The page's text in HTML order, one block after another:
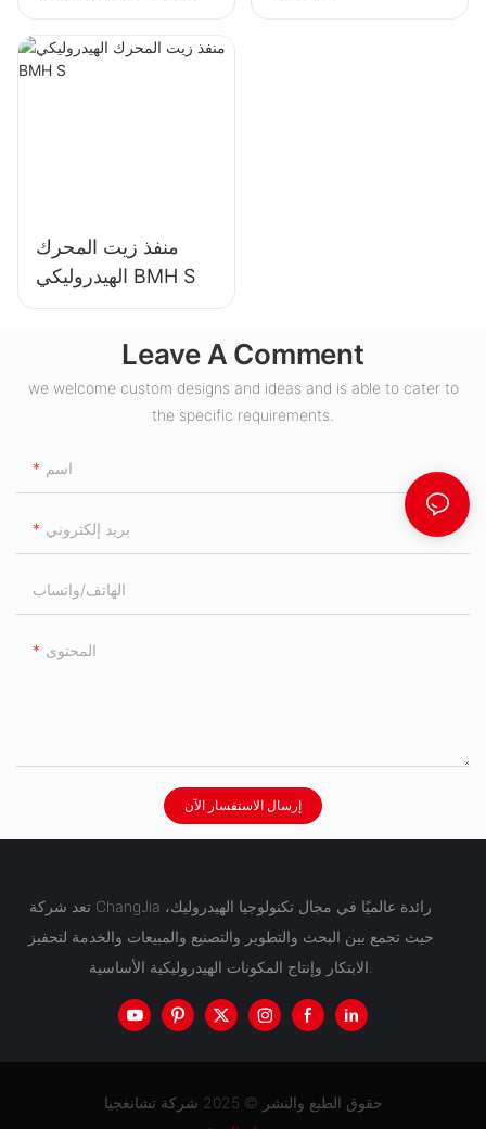
منفذ زيت المحرك
الهيدروليكي BMH S
Leave A Comment
we welcome custom designs and ideas and is able to cater to
the specific requirements.
اسم
بريد إلكتروني
الهاتف/واتساب
المحتوى
إرسال الاستفسار الآن
تعد شركة ChangJia رائدة عالميًا في مجال تكنولوجيا الهيدروليك،
حيث تجمع بين البحث والتطوير والتصنيع والمبيعات والخدمة لتحفيز
حقوق الطبع والنشر © 2025 شركة تشانغجيا